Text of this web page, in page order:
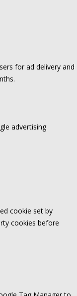
for ad delivery and
advertising
cookie set by
cookies before